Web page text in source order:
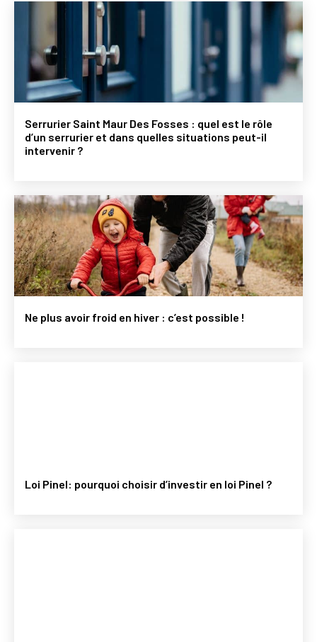
Serrurier Saint Maur Des Fosses : quel est le rôle
d’un serrurier et dans quelles situations peut-il
intervenir ?
Ne plus avoir froid en hiver : c’est possible !
Loi Pinel: pourquoi choisir d’investir en loi Pinel ?